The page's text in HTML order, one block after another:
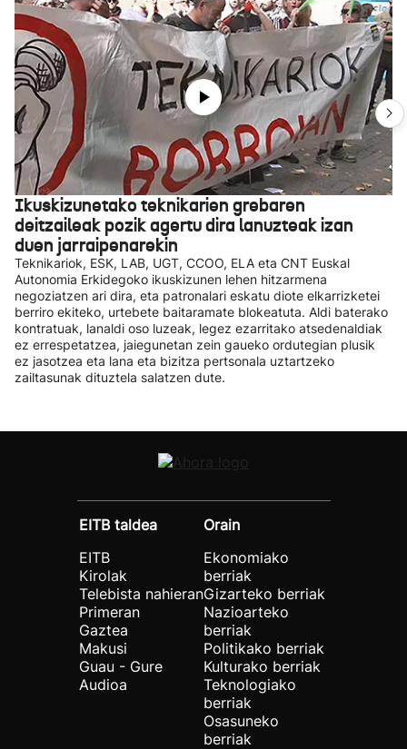
Ikuskizunetako teknikarien grebaren
deitzaileak pozik agertu dira lanuzteak izan
duen jarraipenarekin
Teknikariok, ESK, LAB, UGT, CCOO, ELA eta CNT Euskal
Autonomia Erkidegoko ikuskizunen lehen hitzarmena
negoziatzen ari dira, eta patronalari eskatu diote elkarrizketei
berriro ekiteko, urtebete baitaramate blokeatuta. Aldi baterako
kontratuak, lanaldi oso luzeak, legez ezarritako atsedenaldiak
ez errespetatzea, jaiegunetan zein gaueko ordutegian plusik
ez jasotzea eta lana eta bizitza pertsonala uztartzeko
zailtasunak dituztela salatzen dute.
EITB taldea
EITB
Kirolak
Telebista nahieran
Primeran
Gaztea
Makusi
Guau - Gure
Audioa
Orain
Ekonomiako
berriak
Gizarteko berriak
Nazioarteko
berriak
Politikako berriak
Kulturako berriak
Teknologiako
berriak
Osasuneko
berriak